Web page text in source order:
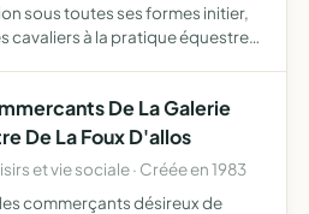
sous toutes ses formes initier,
cavaliers à la pratique équestre
De La Galerie
De La Foux D'allos
et vie sociale · Créée en 1983
commerçants désireux de